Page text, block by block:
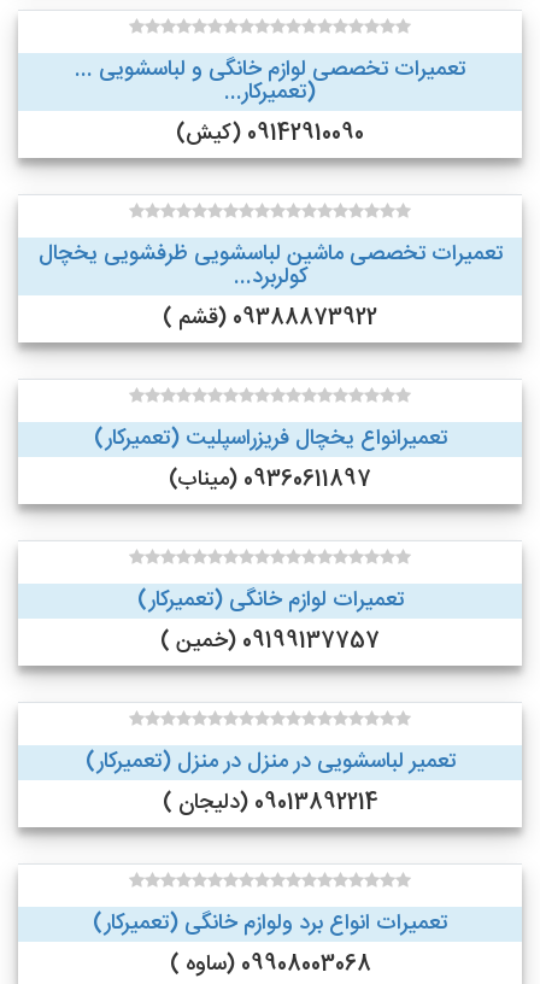
تعمیرات تخصصی لوازم خانگی و لباسشویی ...
(تعمیرکار...
09142910090 (کیش)
تعمیرات تخصصی ماشین لباسشویی ظرفشویی یخچال
کولربرد...
09388873922 (قشم )
تعمیرانواع یخچال فریزراسپلیت (تعمیرکار)
09360611897 (میناب)
تعمیرات لوازم خانگی (تعمیرکار)
09199137757 (خمین )
تعمیر لباسشویی در منزل در منزل (تعمیرکار)
09013892214 (دلیجان )
تعمیرات انواع برد ولوازم خانگی (تعمیرکار)
09908003068 (ساوه )